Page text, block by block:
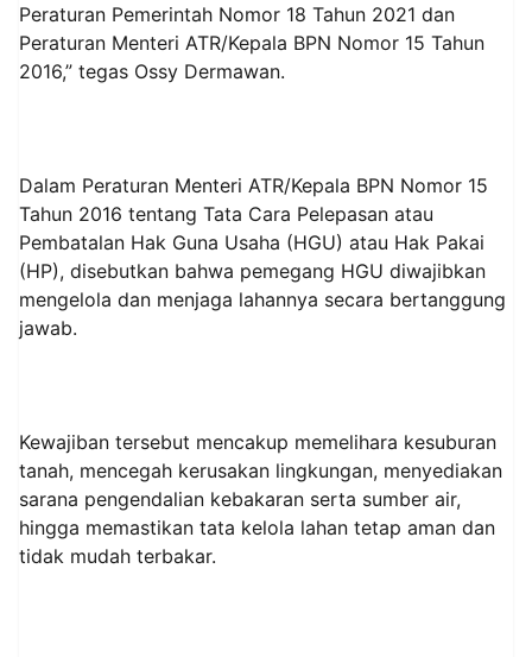
Peraturan Pemerintah Nomor 18 Tahun 2021 dan
Peraturan Menteri ATR/Kepala BPN Nomor 15 Tahun
2016,” tegas Ossy Dermawan.
Dalam Peraturan Menteri ATR/Kepala BPN Nomor 15
Tahun 2016 tentang Tata Cara Pelepasan atau
Pembatalan Hak Guna Usaha (HGU) atau Hak Pakai
(HP), disebutkan bahwa pemegang HGU diwajibkan
mengelola dan menjaga lahannya secara bertanggung
jawab.
Kewajiban tersebut mencakup memelihara kesuburan
tanah, mencegah kerusakan lingkungan, menyediakan
sarana pengendalian kebakaran serta sumber air,
hingga memastikan tata kelola lahan tetap aman dan
tidak mudah terbakar.